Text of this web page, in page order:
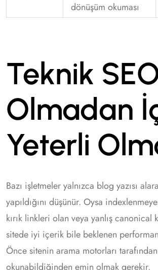
dönüşüm okuması
Teknik
Olmadan
Yeterli
Bazı işletmeler yalnızca blog yazısı
yapıldığını düşünür. Oysa
kırık linkleri olan veya yanlış canonical
sitede iyi içerik bile beklenen
Önce sitenin arama motorları
okunabildiğinden emin olmak gerekir.